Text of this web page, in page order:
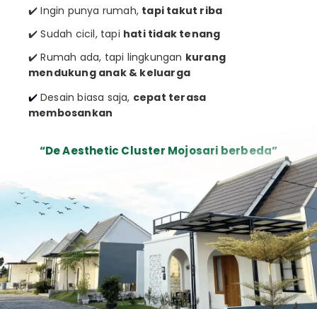
✔️ Ingin punya rumah, tapi takut riba
✔️ Sudah cicil, tapi hati tidak tenang
✔️ Rumah ada, tapi lingkungan kurang
mendukung anak & keluarga
✔️ Desain biasa saja, cepat terasa
membosankan
“De Aesthetic Cluster Mojosari berbeda”